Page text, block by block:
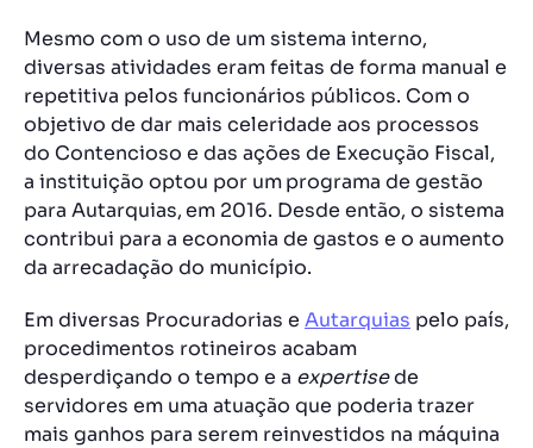
Mesmo com o uso de um sistema interno,
diversas atividades eram feitas de forma manual e
repetitiva pelos funcionários públicos. Com o
objetivo de dar mais celeridade aos processos
do Contencioso e das ações de Execução Fiscal,
a instituição optou por umprograma de gestão
para Autarquias,em 2016. Desde então, o sistema
contribui para a economia de gastos e o aumento
da arrecadação do município.
Em diversas Procuradorias e Autarquias pelo país,
procedimentos rotineiros acabam
desperdiçando o tempo e a expertisede
servidores em uma atuação que poderia trazer
mais ganhos para serem reinvestidos na máquina